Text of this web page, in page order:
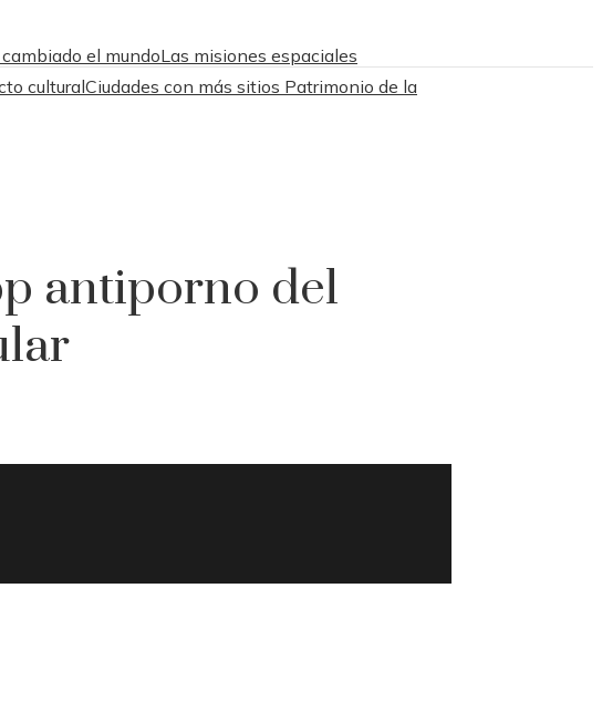
el mundoLas misiones espaciales
culturalCiudades con más sitios Patrimonio de la
antiporno del